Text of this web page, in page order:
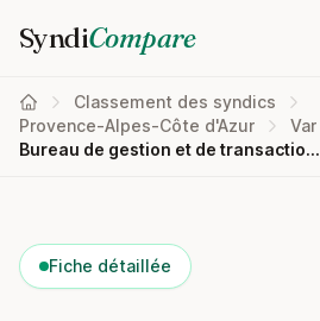
SyndiCompare
Classement des syndics
Provence-Alpes-Côte d'Azur
Var
Bureau de gestion et de transactions immobilieres
Fiche détaillée